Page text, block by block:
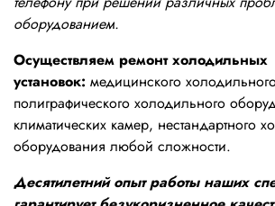
оборудованием.
Осуществляем ремонт холодильных
установок: медицинского
полиграфического холодильного
климатических камер, нестандартного
оборудования любой сложности.
Десятилетний опыт работы наших